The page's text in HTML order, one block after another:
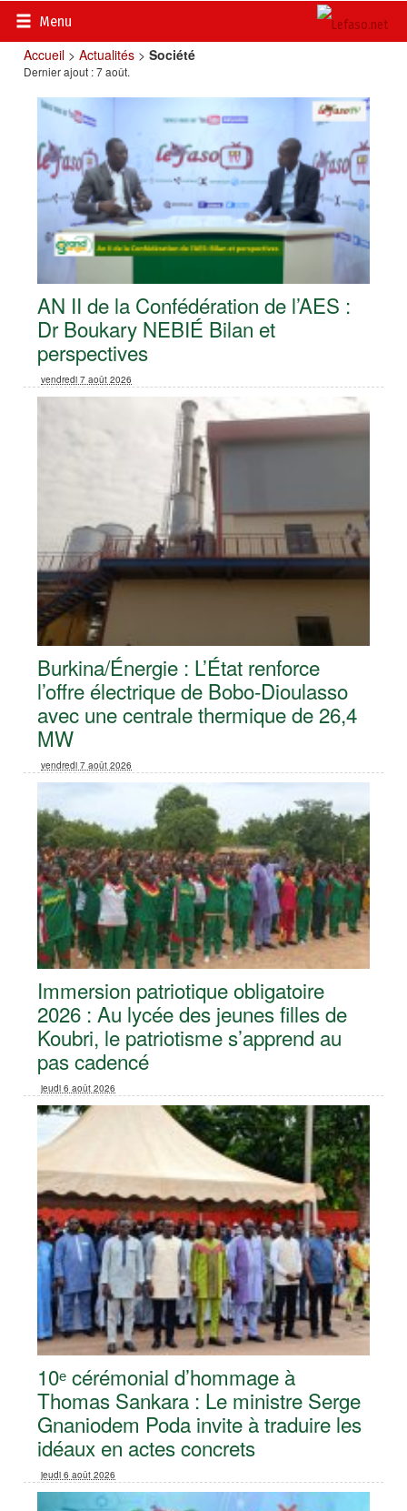
Menu
Accueil >Actualités >Société
Dernier ajout : 7 août.
AN II de la Confédération de l’AES :
Dr Boukary NEBIÉ Bilan et
perspectives
vendredi 7 août 2026
Burkina/Énergie : L’État renforce
l’offre électrique de Bobo-Dioulasso
avec une centrale thermique de 26,4
MW
vendredi 7 août 2026
Immersion patriotique obligatoire
2026 : Au lycée des jeunes filles de
Koubri, le patriotisme s’apprend au
pas cadencé
jeudi 6 août 2026
10ᵉ cérémonial d’hommage à
Thomas Sankara : Le ministre Serge
Gnaniodem Poda invite à traduire les
idéaux en actes concrets
jeudi 6 août 2026